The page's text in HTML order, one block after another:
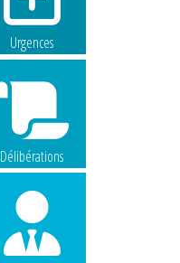
Urgences
Délibérations